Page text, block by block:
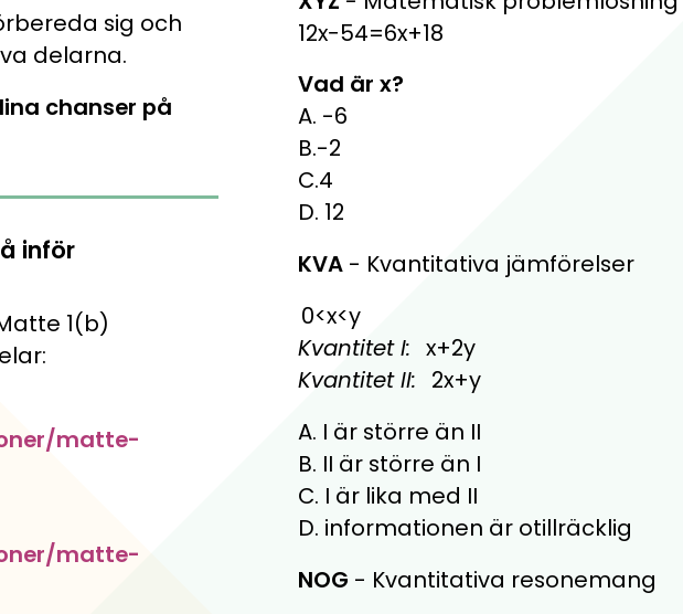
Ekonomikoll och Mathplanet
för åk. 5-7
gör skillnad för unga.
sig och
delarna.
chanser på
inför
1(b)
matte-
matte-
12x−54=6x+18
Vad är x?
A. -6
B.-2
C.4
D. 12
KVA - Kvantitativa jämförelser
0<x<y
Kvantitet I: x+2y
Kvantitet II: 2x+y
A. I är större än II
B. II är större än I
C. I är lika med II
D. informationen är otillräcklig
NOG - Kvantitativa resonemang